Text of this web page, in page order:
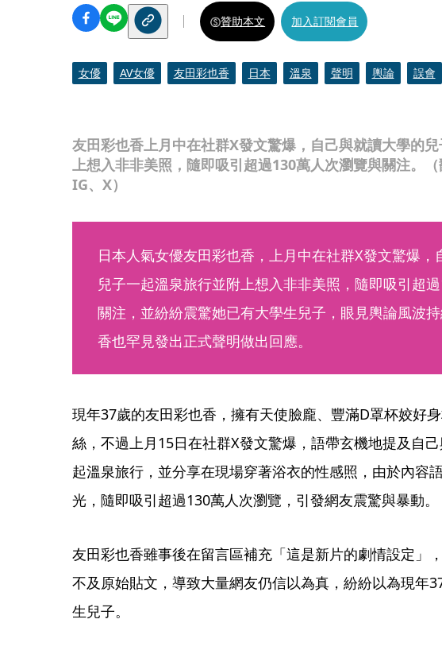
友田彩也香上月中在社群X發文驚爆，自己與就讀大學的
上想入非非美照，隨即吸引超過130萬人次瀏覽與關注。
IG、X）
贊助本文 加入訂閱會員
女優 AV女優 友田彩也香 日本 溫泉 聲明 輿論 誤會
日本人氣女優友田彩也香，上月中在社群X發文驚爆，
兒子一起溫泉旅行並附上想入非非美照，隨即吸引超
關注，並紛紛震驚她已有大學生兒子，眼見輿論風波
香也罕見發出正式聲明做出回應。
現年37歲的友田彩也香，擁有天使臉龐、豐滿D罩杯姣好
絲，不過上月15日在社群X發文驚爆，語帶玄機地提及自
起溫泉旅行，並分享在現場穿著浴衣的性感照，由於內容
光，隨即吸引超過130萬人次瀏覽，引發網友震驚與暴動。
友田彩也香雖事後在留言區補充「這是新片的劇情設定」
不及原始貼文，導致大量網友仍信以為真，紛紛以為現年
生兒子。